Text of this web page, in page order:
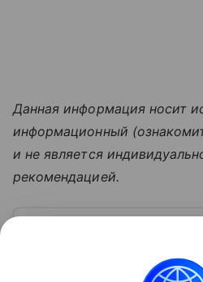
Данная информация носит
информационный
и не является
рекомендацией.